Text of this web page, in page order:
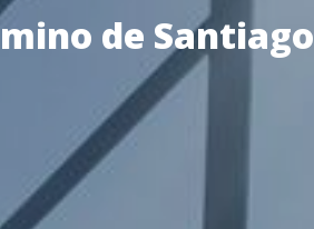
de Santiago